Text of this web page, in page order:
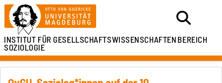
INSTITUT FÜRGESELLSCHAFTSWISSENSCHAFTENBEREICH
SOZIOLOGIE